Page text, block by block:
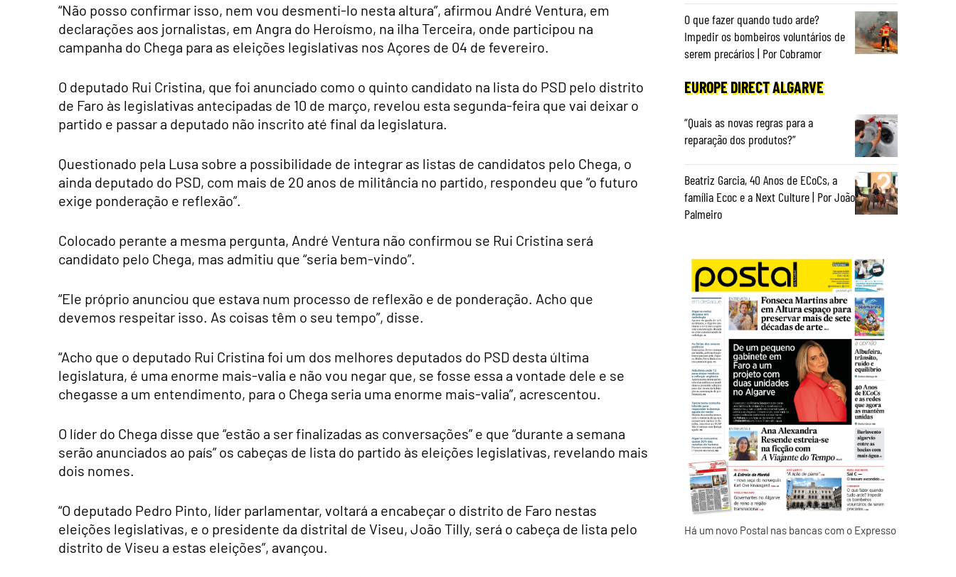
“Não posso confirmar isso, nem vou desmenti-lo nesta altura”, afirmou André Ventura, em
declarações aos jornalistas, em Angra do Heroísmo, na ilha Terceira, onde participou na
campanha do Chega para as eleições legislativas nos Açores de 04 de fevereiro.
O deputado Rui Cristina, que foi anunciado como o quinto candidato na lista do PSD pelo distrito
de Faro às legislativas antecipadas de 10 de março, revelou esta segunda-feira que vai deixar o
partido e passar a deputado não inscrito até final da legislatura.
Questionado pela Lusa sobre a possibilidade de integrar as listas de candidatos pelo Chega, o
ainda deputado do PSD, com mais de 20 anos de militância no partido, respondeu que “o futuro
exige ponderação e reflexão”.
Colocado perante a mesma pergunta, André Ventura não confirmou se Rui Cristina será
candidato pelo Chega, mas admitiu que “seria bem-vindo”.
“Ele próprio anunciou que estava num processo de reflexão e de ponderação. Acho que
devemos respeitar isso. As coisas têm o seu tempo”, disse.
“Acho que o deputado Rui Cristina foi um dos melhores deputados do PSD desta última
legislatura, é uma enorme mais-valia e não vou negar que, se fosse essa a vontade dele e se
chegasse a um entendimento, para o Chega seria uma enorme mais-valia”, acrescentou.
O líder do Chega disse que “estão a ser finalizadas as conversações” e que “durante a semana
serão anunciados ao país” os cabeças de lista do partido às eleições legislativas, revelando mais
dois nomes.
“O deputado Pedro Pinto, líder parlamentar, voltará a encabeçar o distrito de Faro nestas
eleições legislativas, e o presidente da distrital de Viseu, João Tilly, será o cabeça de lista pelo
distrito de Viseu a estas eleições”, avançou.
O que fazer quando tudo arde?
Impedir os bombeiros voluntários de
serem precários | Por Cobramor
EUROPE DIRECT ALGARVE
“Quais as novas regras para a
reparação dos produtos?”
Beatriz Garcia, 40 Anos de ECoCs, a
família Ecoc e a Next Culture | Por João
Palmeiro
Há um novo Postal nas bancas com o Expresso